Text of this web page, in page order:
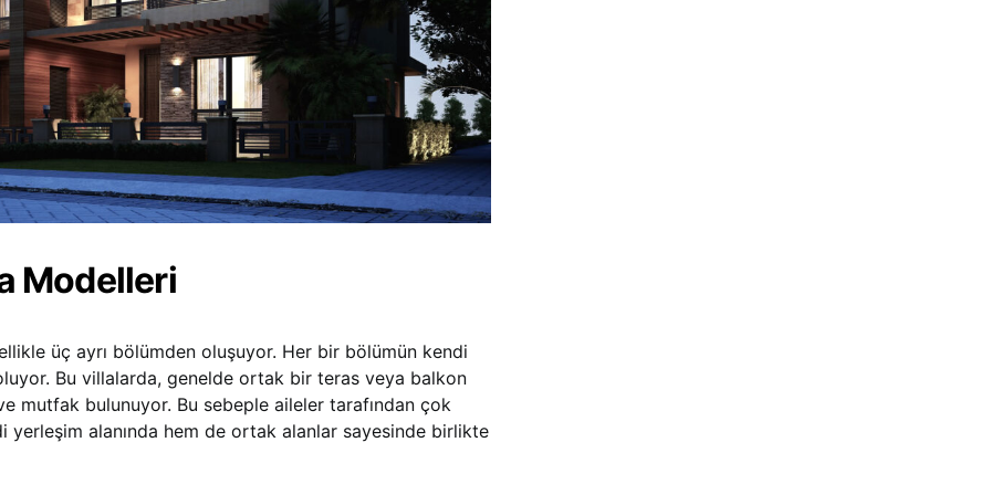
Modelleri
üç ayrı bölümden oluşuyor. Her bir bölümün kendi
Bu villalarda, genelde ortak bir teras veya balkon
mutfak bulunuyor. Bu sebeple aileler tarafından çok
yerleşim alanında hem de ortak alanlar sayesinde birlikte